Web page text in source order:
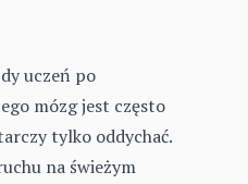
uczeń po
mózg jest często
tylko oddychać.
na świeżym